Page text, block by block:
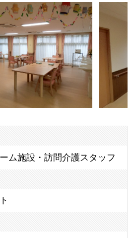
ム施設・訪問介護スタッフ